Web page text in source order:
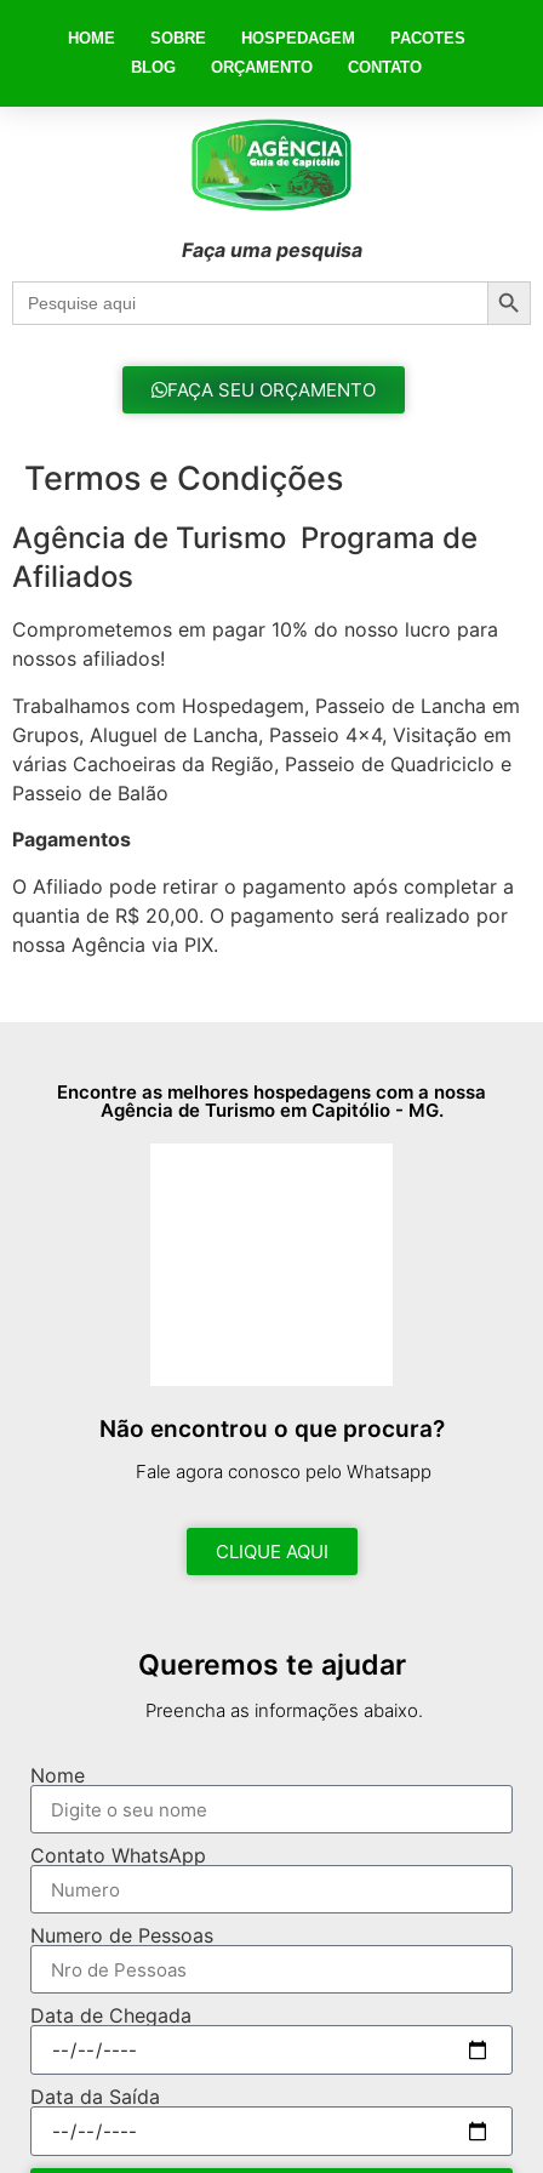
HOME SOBRE HOSPEDAGEM
PACOTES
BLOG
ORÇAMENTO CONTATO
Faça uma pesquisa
Search
for:
FAÇA SEU ORÇAMENTO
Termos e Condições
Agência de Turismo Programa de
Afiliados
Comprometemos em pagar 10% do nosso lucro para
nossos afiliados!
Trabalhamos com Hospedagem, Passeio de Lancha em
Grupos, Aluguel de Lancha, Passeio 4×4, Visitação em
várias Cachoeiras da Região, Passeio de Quadriciclo e
Passeio de Balão
Pagamentos
O Afiliado pode retirar o pagamento após completar a
quantia de R$ 20,00. O pagamento será realizado por
nossa Agência via PIX.
Encontre as melhores hospedagens com a nossa
Agência de Turismo em Capitólio - MG.
Não encontrou o que procura?
Fale agora conosco pelo Whatsapp
CLIQUE AQUI
Queremos te ajudar
Preencha as informações abaixo.
Nome
Contato WhatsApp
Numero de Pessoas
Data de Chegada
Data da Saída